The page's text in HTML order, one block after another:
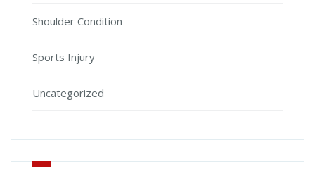
Shoulder Condition
Sports Injury
Uncategorized